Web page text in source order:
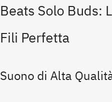
Beats Solo Buds:
Fili Perfetta
Suono di Alta